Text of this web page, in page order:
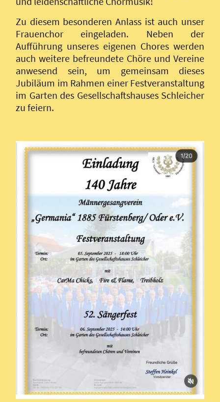
Zu diesem besonderen Anlass ist auch unser
Frauenchor eingeladen. Neben der
Aufführung unseres eigenen Chores werden
auch weitere befreundete Chöre und Vereine
anwesend sein, um gemeinsam dieses
Jubiläum im Rahmen einer Festveranstaltung
im Garten des Gesellschaftshauses Schleicher
zu feiern.